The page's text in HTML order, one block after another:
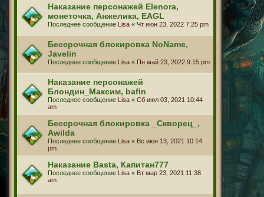
Наказание персонажей Elenora,
монеточка, Анжелика, EAGL
Последнее сообщение Lisa « Чт июн 23, 2022 7:25 pm
Бессрочная блокировка NoName,
Javelin
Последнее сообщение Lisa « Пн май 23, 2022 9:15 pm
Наказание персонажей
Блондин_Максим, bafin
Последнее сообщение Lisa « Сб июл 03, 2021 10:44
am
Бессрочная блокировка _Скворец_,
Awilda
Последнее сообщение Lisa « Вс июн 13, 2021 10:14
pm
Наказание Basta, Капитан777
Последнее сообщение Lisa « Вт мар 23, 2021 11:38
am